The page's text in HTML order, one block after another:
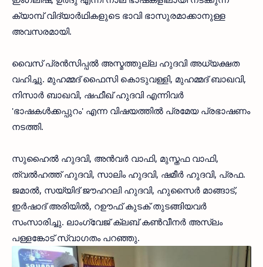
ക്യാമ്പ് വിദ്യാര്‍ഥികളുടെ ഭാവി ഭാസുരമാക്കാനുള്ള
അവസരമായി.
വൈസ് പ്രന്‍സിപ്പല്‍ അസ്മത്തുല്ല ഹുദവി അധ്യക്ഷത
വഹിച്ചു. മുഹമ്മദ് ഫൈസി കൊടുവള്ളി, മുഹമ്മദ് ബാഖവി,
നിസാര്‍ ബാഖവി, ഷഫീഖ് ഹുദവി എന്നിവര്‍
'ഭാഷകള്‍ക്കപ്പുറം' എന്ന വിഷയത്തില്‍ പ്രമേയ പ്രഭാഷണം
നടത്തി.
സുഹൈല്‍ ഹുദവി, അന്‍വര്‍ വാഫി, മുസ്തഫ വാഫി,
ത്വല്‍ഹത്ത് ഹുദവി, സാലിം ഹുദവി, ഷമീര്‍ ഹുദവി, പ്രഫ.
ജമാല്‍, സയ്യിദ് ജൗഹറലി ഹുദവി, ഹുസൈര്‍ മാങ്ങാട്,
ഇര്‍ഷാദ് അരിയില്‍, റഊഫ് കുടക് തുടങ്ങിയവര്‍
സംസാരിച്ചു. ലാംഗ്വേജ് ക്ലബ് കണ്‍വീനര്‍ അസ്‌ലം
പള്ളങ്കോട് സ്വാഗതം പറഞ്ഞു.